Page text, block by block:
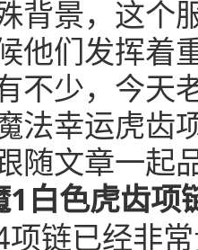
背景，这个
他们发挥着
不少，今天
法幸运虎齿
随文章一起
白色虎齿项
链已经非